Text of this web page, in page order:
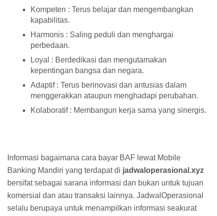
Kompeten : Terus belajar dan mengembangkan
kapabilitas.
Harmonis : Saling peduli dan menghargai
perbedaan.
Loyal : Berdedikasi dan mengutamakan
kepentingan bangsa dan negara.
Adaptif : Terus berinovasi dan antusias dalam
menggerakkan ataupun menghadapi perubahan.
Kolaboratif : Membangun kerja sama yang sinergis.
Informasi bagaimana cara bayar BAF lewat Mobile
Banking Mandiri yang terdapat di jadwaloperasional.xyz
bersifat sebagai sarana informasi dan bukan untuk tujuan
komersial dan atau transaksi lainnya. JadwalOperasional
selalu berupaya untuk menampilkan informasi seakurat